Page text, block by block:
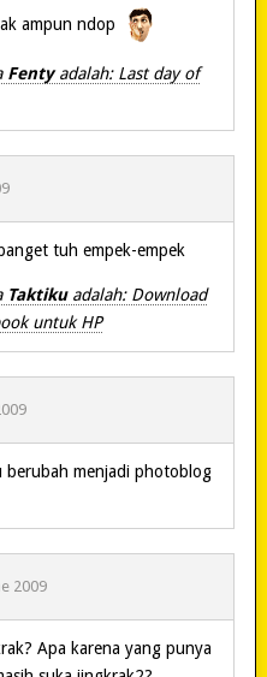
ampun ndop
Fentyadalah: Last day of
tuh empek-empek
Taktiku adalah: Download
untuk HP
berubah menjadi photoblog
2009
Apa karena yang punya